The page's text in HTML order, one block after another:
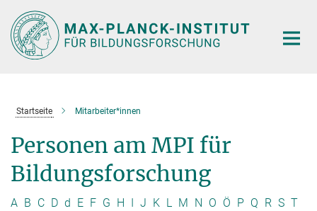
Hauptinhalt
Startseite Mitarbeiter*innen
Personen am MPI für
Bildungsforschung
A B C D d E F G H I J K L M N O Ö P Q R S T